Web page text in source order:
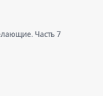
Часть 7